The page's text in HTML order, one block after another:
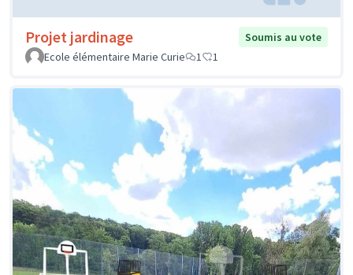
Projet jardinage
Soumis au vote
Ecole élémentaire Marie Curie
1 1